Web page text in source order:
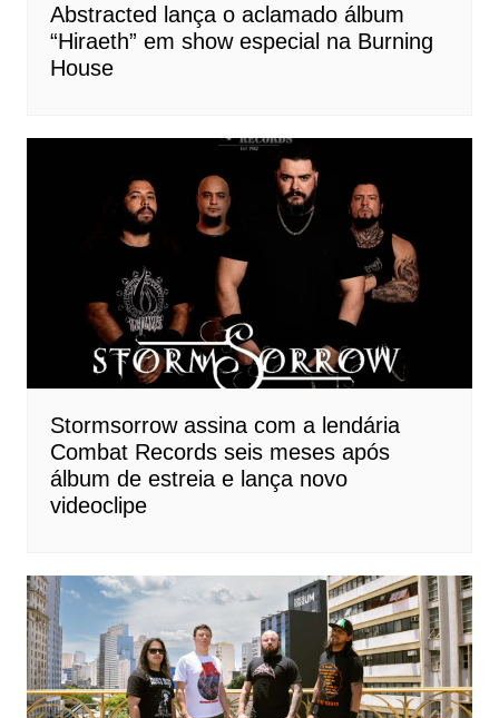
Abstracted lança o aclamado álbum
“Hiraeth” em show especial na Burning
House
Stormsorrow assina com a lendária
Combat Records seis meses após
álbum de estreia e lança novo
videoclipe